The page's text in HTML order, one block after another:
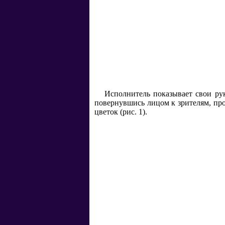
Исполнитель показывает свои
повернувшись лицом к зрителям,
цветок (рис. 1).